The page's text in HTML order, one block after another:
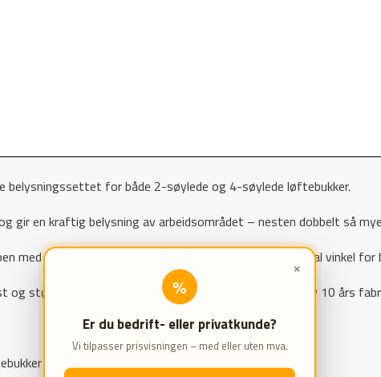
×
%
Er du bedrift- eller privatkunde?
Vi tilpasser prisvisningen – med eller uten mva.
belysningssettet for både 2-søylede og 4-søylede løftebukker.
gir en kraftig belysning av arbeidsområdet – nesten dobbelt så
med å bli blendet, og lampene kan roteres slik at optimal vinkel for
støtsikker kvalitet. Lysene er vanntette og dekkes av 10 års